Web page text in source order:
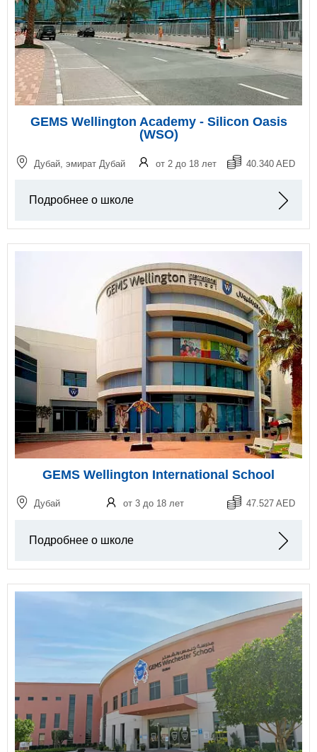
GEMS Wellington Academy - Silicon Oasis
(WSO)
Дубай, эмират Дубай от 2 до 18 лет 40.340 AED
Подробнее о школе
GEMS Wellington International School
Дубай от 3 до 18 лет 47.527 AED
Подробнее о школе